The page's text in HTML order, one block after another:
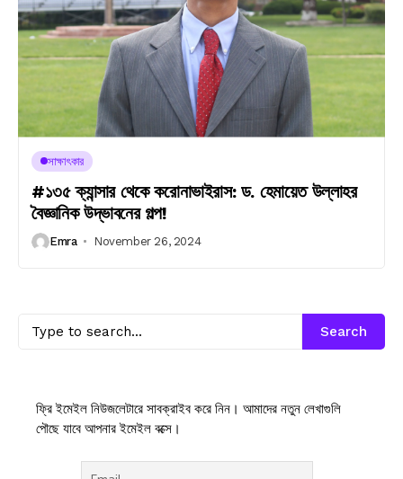
সাক্ষাৎকার
#১৩৫ ক্যান্সার থেকে করোনাভাইরাস: ড. হেমায়েত উল্লাহর
বৈজ্ঞানিক উদ্ভাবনের গল্প!
Emra November 26, 2024
Search
ফ্রি ইমেইল নিউজলেটারে সাবক্রাইব করে নিন। আমাদের নতুন লেখাগুলি
পৌছে যাবে আপনার ইমেইল বক্সে।